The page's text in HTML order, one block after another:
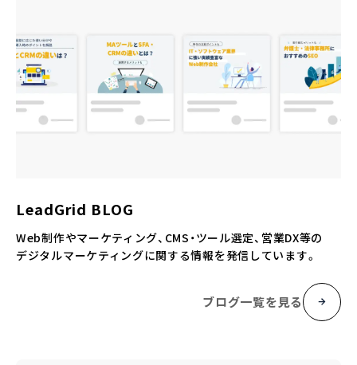
LeadGrid BLOG
Web制作やマーケティング、CMS・ツール選定、営業DX等の
デジタルマーケティングに関する情報を発信しています。
ブログ一覧を見る